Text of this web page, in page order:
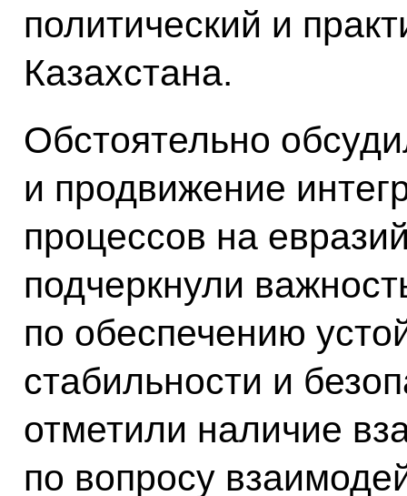
политический и
Казахстана.
Обстоятельно
и продвижение
процессов на
подчеркнули
по обеспечению
стабильности и
отметили наличие
по вопросу